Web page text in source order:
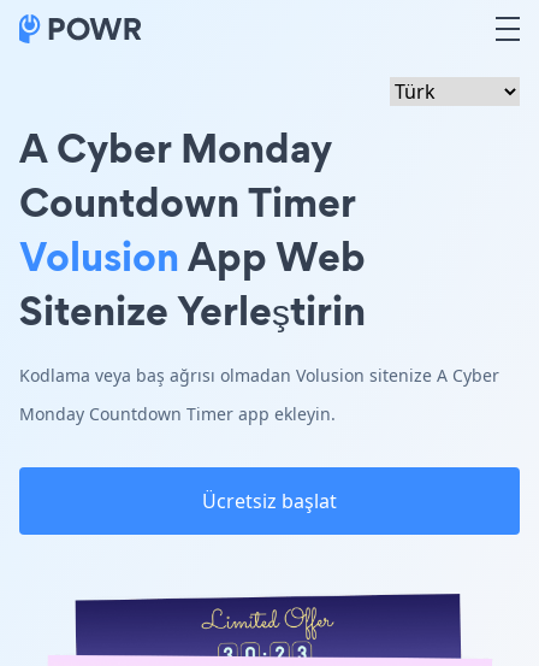
A Cyber Monday
Countdown Timer
VolusionApp Web
Sitenize Yerleştirin
Kodlama veya baş ağrısı olmadan Volusion sitenize A Cyber
Monday Countdown Timer app ekleyin.
Ücretsiz başlat